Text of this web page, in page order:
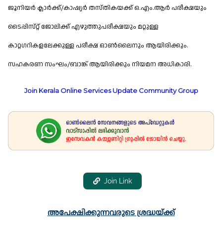
ജൂനിയർ ക്ലാർക്ക്/കാഷ്യർ തസ്‌തികയക്ക് ഒ.എം.ആർ പരീക്ഷയും
ടൈപ്പിസ്‌റ്റ് ജോലിക്ക് എഴുത്തുപരീക്ഷയും മറ്റുള്ള
കാറ്റഗറികളലേക്കുള്ള പരീക്ഷ ഓൺലൈനും ആയിരിക്കും.
സഹകരണ സംഘം/ബാങ്ക് ആയിരിക്കും നിയമന അധികാരി.
Join Kerala Online Services Update Community Group
Join Link
അപേക്ഷിക്കുന്നവരുടെ ശ്രദ്ധയ്ക്ക്